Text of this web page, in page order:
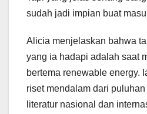
sudah jadi impian buat
Alicia menjelaskan bahwa
yang ia hadapi adalah saat
bertema renewable energy.
riset mendalam dari
literatur nasional dan